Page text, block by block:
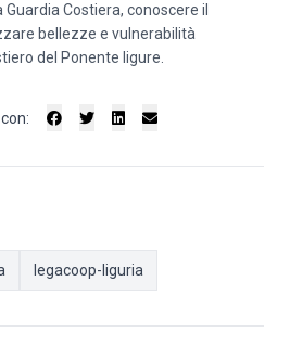
Costiera, conoscere il
bellezze e vulnerabilità
del Ponente ligure.
legacoop-liguria